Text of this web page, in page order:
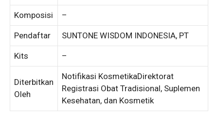
Komposisi –
Pendaftar SUNTONE WISDOM INDONESIA, PT
Kits –
Diterbitkan
Oleh
Notifikasi KosmetikaDirektorat
Registrasi Obat Tradisional, Suplemen
Kesehatan, dan Kosmetik